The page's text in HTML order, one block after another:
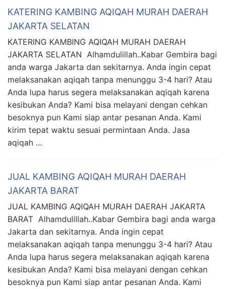
KATERING KAMBING AQIQAH MURAH DAERAH
JAKARTA SELATAN
KATERING KAMBING AQIQAH MURAH DAERAH
JAKARTA SELATAN Alhamdulillah..Kabar Gembira bagi
anda warga Jakarta dan sekitarnya. Anda ingin cepat
melaksanakan aqiqah tanpa menunggu 3-4 hari? Atau
Anda lupa harus segera melaksanakan aqiqah karena
kesibukan Anda? Kami bisa melayani dengan cehkan
besoknya pun Kami siap antar pesanan Anda. Kami
kirim tepat waktu sesuai permintaan Anda. Jasa
aqiqah …
JUAL KAMBING AQIQAH MURAH DAERAH
JAKARTA BARAT
JUAL KAMBING AQIQAH MURAH DAERAH JAKARTA
BARAT Alhamdulillah..Kabar Gembira bagi anda warga
Jakarta dan sekitarnya. Anda ingin cepat
melaksanakan aqiqah tanpa menunggu 3-4 hari? Atau
Anda lupa harus segera melaksanakan aqiqah karena
kesibukan Anda? Kami bisa melayani dengan cehkan
besoknya pun Kami siap antar pesanan Anda. Kami